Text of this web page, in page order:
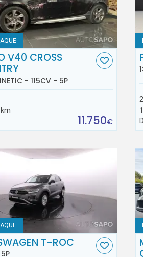
V40 CROSS
- 115CV - 5P
11.750€
T-ROC